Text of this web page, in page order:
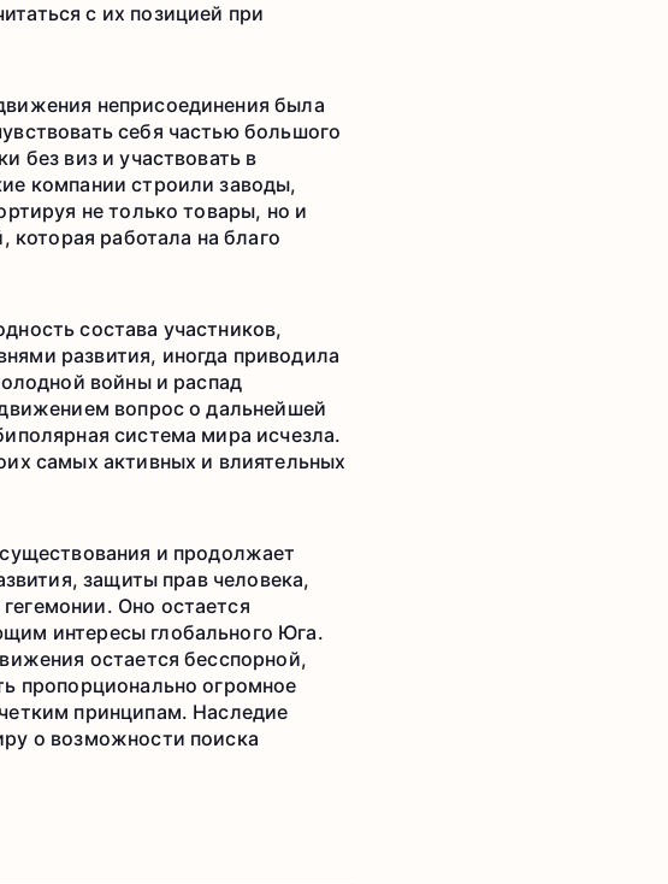
с их позицией при
неприсоединения была
себя частью большого
без виз и участвовать в
компании строили заводы,
не только товары, но и
которая работала на благо
состава участников,
развития, иногда приводила
войны и распад
вопрос о дальнейшей
система мира исчезла.
самых активных и влиятельных
и продолжает
защиты прав человека,
Оно остается
интересы глобального Юга.
остается бесспорной,
пропорционально огромное
принципам. Наследие
о возможности поиска